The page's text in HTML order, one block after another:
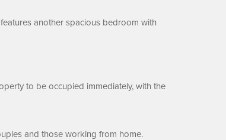
another spacious bedroom with
to be occupied immediately, with the
and those working from home.